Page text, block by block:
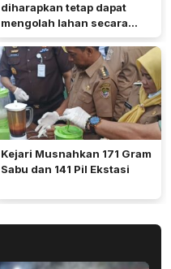
diharapkan tetap dapat
mengolah lahan secara
optimal meski di tengah
keterbatasan air.
Kejari Musnahkan 171 Gram
Sabu dan 141 Pil Ekstasi